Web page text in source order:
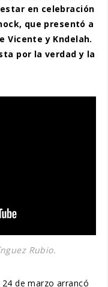
en celebración
que presentó a
Vicente y Kndelah.
por la verdad y la
Rubio.
de marzo arrancó